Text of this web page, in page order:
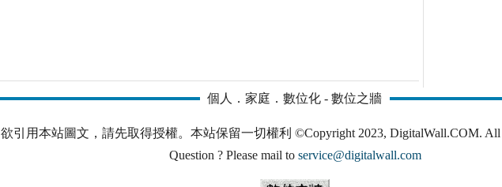
個人．家庭．數位化 - 數位之牆
欲引用本站圖文，請先取得授權。本站保留一切權利 ©Copyright 2023, DigitalWall.COM. All
Question ? Please mail to service@digitalwall.com